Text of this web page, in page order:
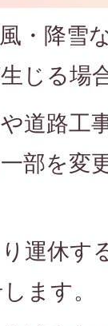
・降雪
じる場
道路工
部を変
運休す
ます。